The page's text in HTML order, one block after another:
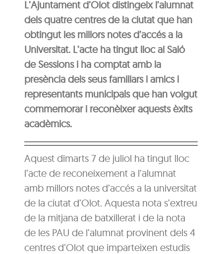
L’Ajuntament d’Olot distingeix l’alumnat
dels quatre centres de la ciutat que han
obtingut les millors notes d’accés a la
Universitat. L’acte ha tingut lloc al Saló
de Sessions i ha comptat amb la
presència dels seus familiars i amics i
representants municipals que han volgut
commemorar i reconèixer aquests èxits
acadèmics.
Aquest dimarts 7 de juliol ha tingut lloc
l’acte de reconeixement a l’alumnat
amb millors notes d’accés a la universitat
de la ciutat d’Olot. Aquesta nota s’extreu
de la mitjana de batxillerat i de la nota
de les PAU de l’alumnat provinent dels 4
centres d’Olot que imparteixen estudis